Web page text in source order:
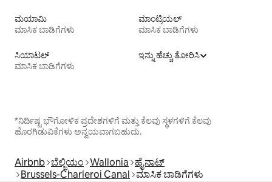
ಮಯಾಮಿ
ಮಾಸಿಕ ಬಾಡಿಗೆಗಳು
ಮಾಂಟ್ರಿಯಲ್
ಮಾಸಿಕ ಬಾಡಿಗೆಗಳು
ಸಿಯಾಟಲ್
ಮಾಸಿಕ ಬಾಡಿಗೆಗಳು
ಇನ್ನು ಹೆಚ್ಚು ತೋರಿಸಿ
*ನಿರ್ದಿಷ್ಟ ಭೌಗೋಳಿಕ ಪ್ರದೇಶಗಳಿಗೆ ಮತ್ತು ಕೆಲವು ಸ್ಥಳಗಳಿಗೆ ಕೆಲವು
ಹೊರಗಿಡುವಿಕೆಗಳು ಅನ್ವಯವಾಗಬಹುದು.
Airbnb ಬೆಲ್ಜಿಯಂ Wallonia ಹೈನಾಟ್
Brussels-Charleroi Canal ಮಾಸಿಕ ಬಾಡಿಗೆಗಳು